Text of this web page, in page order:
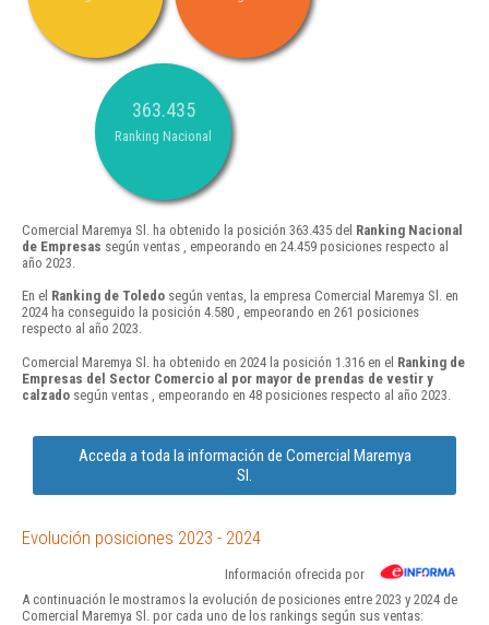
363.435
Ranking Nacional
Comercial Maremya Sl. ha obtenido la posición 363.435 del Ranking Nacional
de Empresas según ventas , empeorando en 24.459 posiciones respecto al
año 2023.
En el Ranking de Toledo según ventas, la empresa Comercial Maremya Sl. en
2024 ha conseguido la posición 4.580 , empeorando en 261 posiciones
respecto al año 2023.
Comercial Maremya Sl. ha obtenido en 2024 la posición 1.316 en el Ranking de
Empresas del Sector Comercio al por mayor de prendas de vestir y
calzado según ventas , empeorando en 48 posiciones respecto al año 2023.
Acceda a toda la información de Comercial Maremya
Sl.
Evolución posiciones 2023 - 2024
Información ofrecida por
A continuación le mostramos la evolución de posiciones entre 2023 y 2024 de
Comercial Maremya Sl. por cada uno de los rankings según sus ventas: